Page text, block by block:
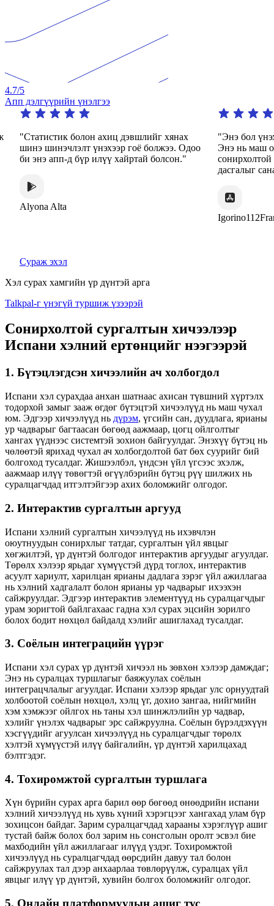
4.7/5
Апп дэлгүүрийн үнэлгээ
"Статистик болон ахиц дэвшлийг хянах
шинэ шинэчлэлт үнэхээр гоё болжээ. Одоо
би энэ апп-д бүр илүү хайртай болсон."
Alyona Alta
"Энэ бол
Энэ нь маш
сонирхолтой
дасгалыг санал
Igorino112France
Сураж эхэл
Хэл сурах хамгийн үр дүнтэй арга
Talkpal-г үнэгүй туршиж үзээрэй
Сонирхолтой сургалтын хичээлээр
Испани хэлний ертөнцийг нээгээрэй
1. Бүтэцлэгдсэн хичээлийн ач холбогдол
Испани хэл сурахдаа анхан шатнаас ахисан түвшний хүртэлх
тодорхой замыг зааж өгдөг бүтэцтэй хичээлүүд нь маш чухал
юм. Эдгээр хичээлүүд нь дүрэм, үгсийн сан, дуудлага, ярианы
ур чадварыг багтаасан бөгөөд аажмаар, цогц ойлголтыг
хангах үүднээс системтэй зохион байгуулдаг. Энэхүү бүтэц нь
чөлөөтэй ярихад чухал ач холбогдолтой бат бөх суурийг бий
болгоход тусалдаг. Жишээлбэл, үндсэн үйл үгсээс эхэлж,
аажмаар илүү төвөгтэй өгүүлбэрийн бүтэц рүү шилжих нь
суралцагчдад итгэлтэйгээр ахих боломжийг олгодог.
2. Интерактив сургалтын аргууд
Испани хэлний сургалтын хичээлүүд нь ихэвчлэн
оюутнуудын сонирхлыг татдаг, сургалтын үйл явцыг
хөгжилтэй, үр дүнтэй болгодог интерактив аргуудыг агуулдаг.
Төрөлх хэлээр ярьдаг хүмүүстэй дүрд тоглох, интерактив
асуулт хариулт, харилцан ярианы дадлага зэрэг үйл ажиллагаа
нь хэлний хадгалалт болон ярианы ур чадварыг ихээхэн
сайжруулдаг. Эдгээр интерактив элементүүд нь суралцагчдыг
урам зоригтой байлгахаас гадна хэл сурах эцсийн зорилго
болох бодит нөхцөл байдалд хэлийг ашиглахад тусалдаг.
3. Соёлын интеграцийн үүрэг
Испани хэл сурах үр дүнтэй хичээл нь зөвхөн хэлээр дамждаг;
Энэ нь суралцах туршлагыг баяжуулах соёлын
интеграцчлалыг агуулдаг. Испани хэлээр ярьдаг улс орнуудтай
холбоотой соёлын нөхцөл, хэлц үг, дохио зангаа, нийгмийн
хэм хэмжээг ойлгох нь таны хэл шинжлэлийн ур чадвар,
хэлийг үнэлэх чадварыг эрс сайжруулна. Соёлын бүрэлдэхүүн
хэсгүүдийг агуулсан хичээлүүд нь суралцагчдыг төрөлх
хэлтэй хүмүүстэй илүү байгалийн, үр дүнтэй харилцахад
бэлтгэдэг.
4. Тохиромжтой сургалтын туршлага
Хүн бүрийн сурах арга барил өөр бөгөөд өнөөдрийн испани
хэлний хичээлүүд нь хувь хүний ​​хэрэгцээг хангахад улам бүр
зохицсон байдаг. Зарим суралцагчдад харааны хэрэглүүр ашиг
тустай байж болох бол зарим нь сонсголын оролт эсвэл бие
махбодийн үйл ажиллагааг илүүд үздэг. Тохиромжтой
хичээлүүд нь суралцагчдад өөрсдийн давуу тал болон
сайжруулах тал дээр анхаарлаа төвлөрүүлж, суралцах үйл
явцыг илүү үр дүнтэй, хувийн болгох боломжийг олгодог.
5. Онлайн платформуудын ашиг тус